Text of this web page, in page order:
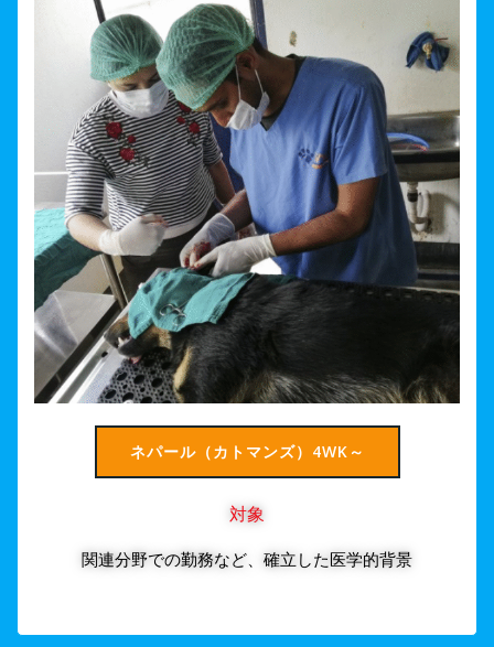
ネパール（カトマンズ）4WK～
対象
関連分野での勤務など、確立した医学的背景